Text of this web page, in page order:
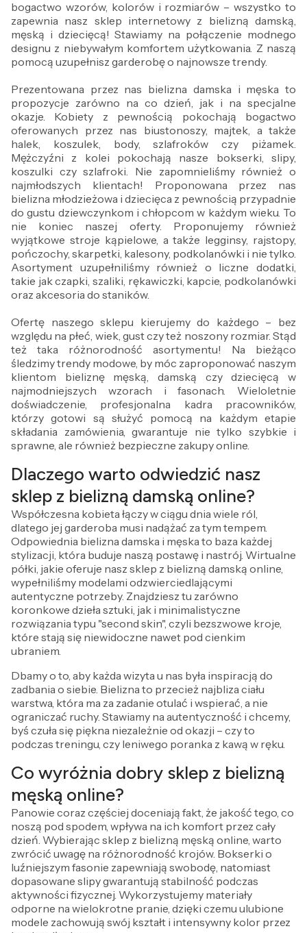
bogactwo wzorów, kolorów i rozmiarów – wszystko to
zapewnia nasz sklep internetowy z bielizną damską,
męską i dziecięcą! Stawiamy na połączenie modnego
designu z niebywałym komfortem użytkowania. Z naszą
pomocą uzupełnisz garderobę o najnowsze trendy.
Prezentowana przez nas bielizna damska i męska to
propozycje zarówno na co dzień, jak i na specjalne
okazje. Kobiety z pewnością pokochają bogactwo
oferowanych przez nas biustonoszy, majtek, a także
halek, koszulek, body, szlafroków czy piżamek.
Mężczyźni z kolei pokochają nasze bokserki, slipy,
koszulki czy szlafroki. Nie zapomnieliśmy również o
najmłodszych klientach! Proponowana przez nas
bielizna młodzieżowa i dziecięca z pewnością przypadnie
do gustu dziewczynkom i chłopcom w każdym wieku. To
nie koniec naszej oferty. Proponujemy również
wyjątkowe stroje kąpielowe, a także legginsy, rajstopy,
pończochy, skarpetki, kalesony, podkolanówki i nie tylko.
Asortyment uzupełniliśmy również o liczne dodatki,
takie jak czapki, szaliki, rękawiczki, kapcie, podkolanówki
oraz akcesoria do staników.
Ofertę naszego sklepu kierujemy do każdego – bez
względu na płeć, wiek, gust czy też noszony rozmiar. Stąd
też taka różnorodność asortymentu! Na bieżąco
śledzimy trendy modowe, by móc zaproponować naszym
klientom bieliznę męską, damską czy dziecięcą w
najmodniejszych wzorach i fasonach. Wieloletnie
doświadczenie, profesjonalna kadra pracowników,
którzy gotowi są służyć pomocą na każdym etapie
składania zamówienia, gwarantuje nie tylko szybkie i
sprawne, ale również bezpieczne zakupy online.
Dlaczego warto odwiedzić nasz
sklep z bielizną damską online?
Współczesna kobieta łączy w ciągu dnia wiele ról,
dlatego jej garderoba musi nadążać za tym tempem.
Odpowiednia bielizna damska i męska to baza każdej
stylizacji, która buduje naszą postawę i nastrój. Wirtualne
półki, jakie oferuje nasz sklep z bielizną damską online,
wypełniliśmy modelami odzwierciedlającymi
autentyczne potrzeby. Znajdziesz tu zarówno
koronkowe dzieła sztuki, jak i minimalistyczne
rozwiązania typu "second skin", czyli bezszwowe kroje,
które stają się niewidoczne nawet pod cienkim
ubraniem.
Dbamy o to, aby każda wizyta u nas była inspiracją do
zadbania o siebie. Bielizna to przecież najbliza ciału
warstwa, która ma za zadanie otulać i wspierać, a nie
ograniczać ruchy. Stawiamy na autentyczność i chcemy,
byś czuła się piękna niezależnie od okazji – czy to
podczas treningu, czy leniwego poranka z kawą w ręku.
Co wyróżnia dobry sklep z bielizną
męską online?
Panowie coraz częściej doceniają fakt, że jakość tego, co
noszą pod spodem, wpływa na ich komfort przez cały
dzień. Wybierając sklep z bielizną męską online, warto
zwrócić uwagę na różnorodność krojów. Bokserki o
luźniejszym fasonie zapewniają swobodę, natomiast
dopasowane slipy gwarantują stabilność podczas
aktywności fizycznej. Wykorzystujemy materiały
odporne na wielokrotne pranie, dzięki czemu ulubione
modele zachowują swój kształt i intensywny kolor przez